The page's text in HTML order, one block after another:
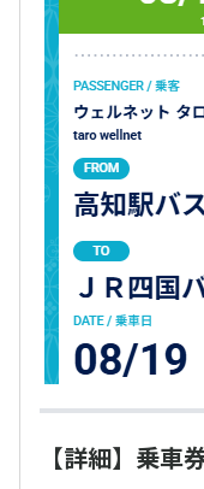
【詳細】乗車